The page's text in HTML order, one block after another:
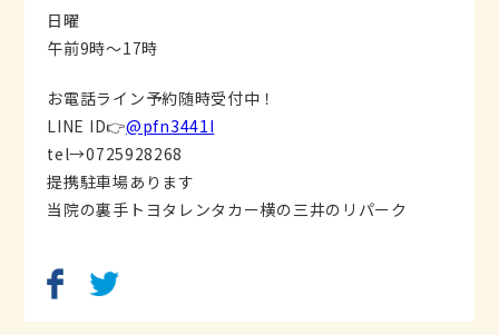
日曜
午前9時〜17時
お電話ライン予約随時受付中！
LINE ID👉@pfn3441I
tel→0725928268
提携駐車場あります
当院の裏手トヨタレンタカー横の三井のリパーク